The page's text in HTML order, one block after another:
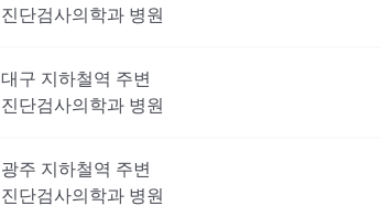
진단검사의학과 병원
대구 지하철역 주변
진단검사의학과 병원
광주 지하철역 주변
진단검사의학과 병원